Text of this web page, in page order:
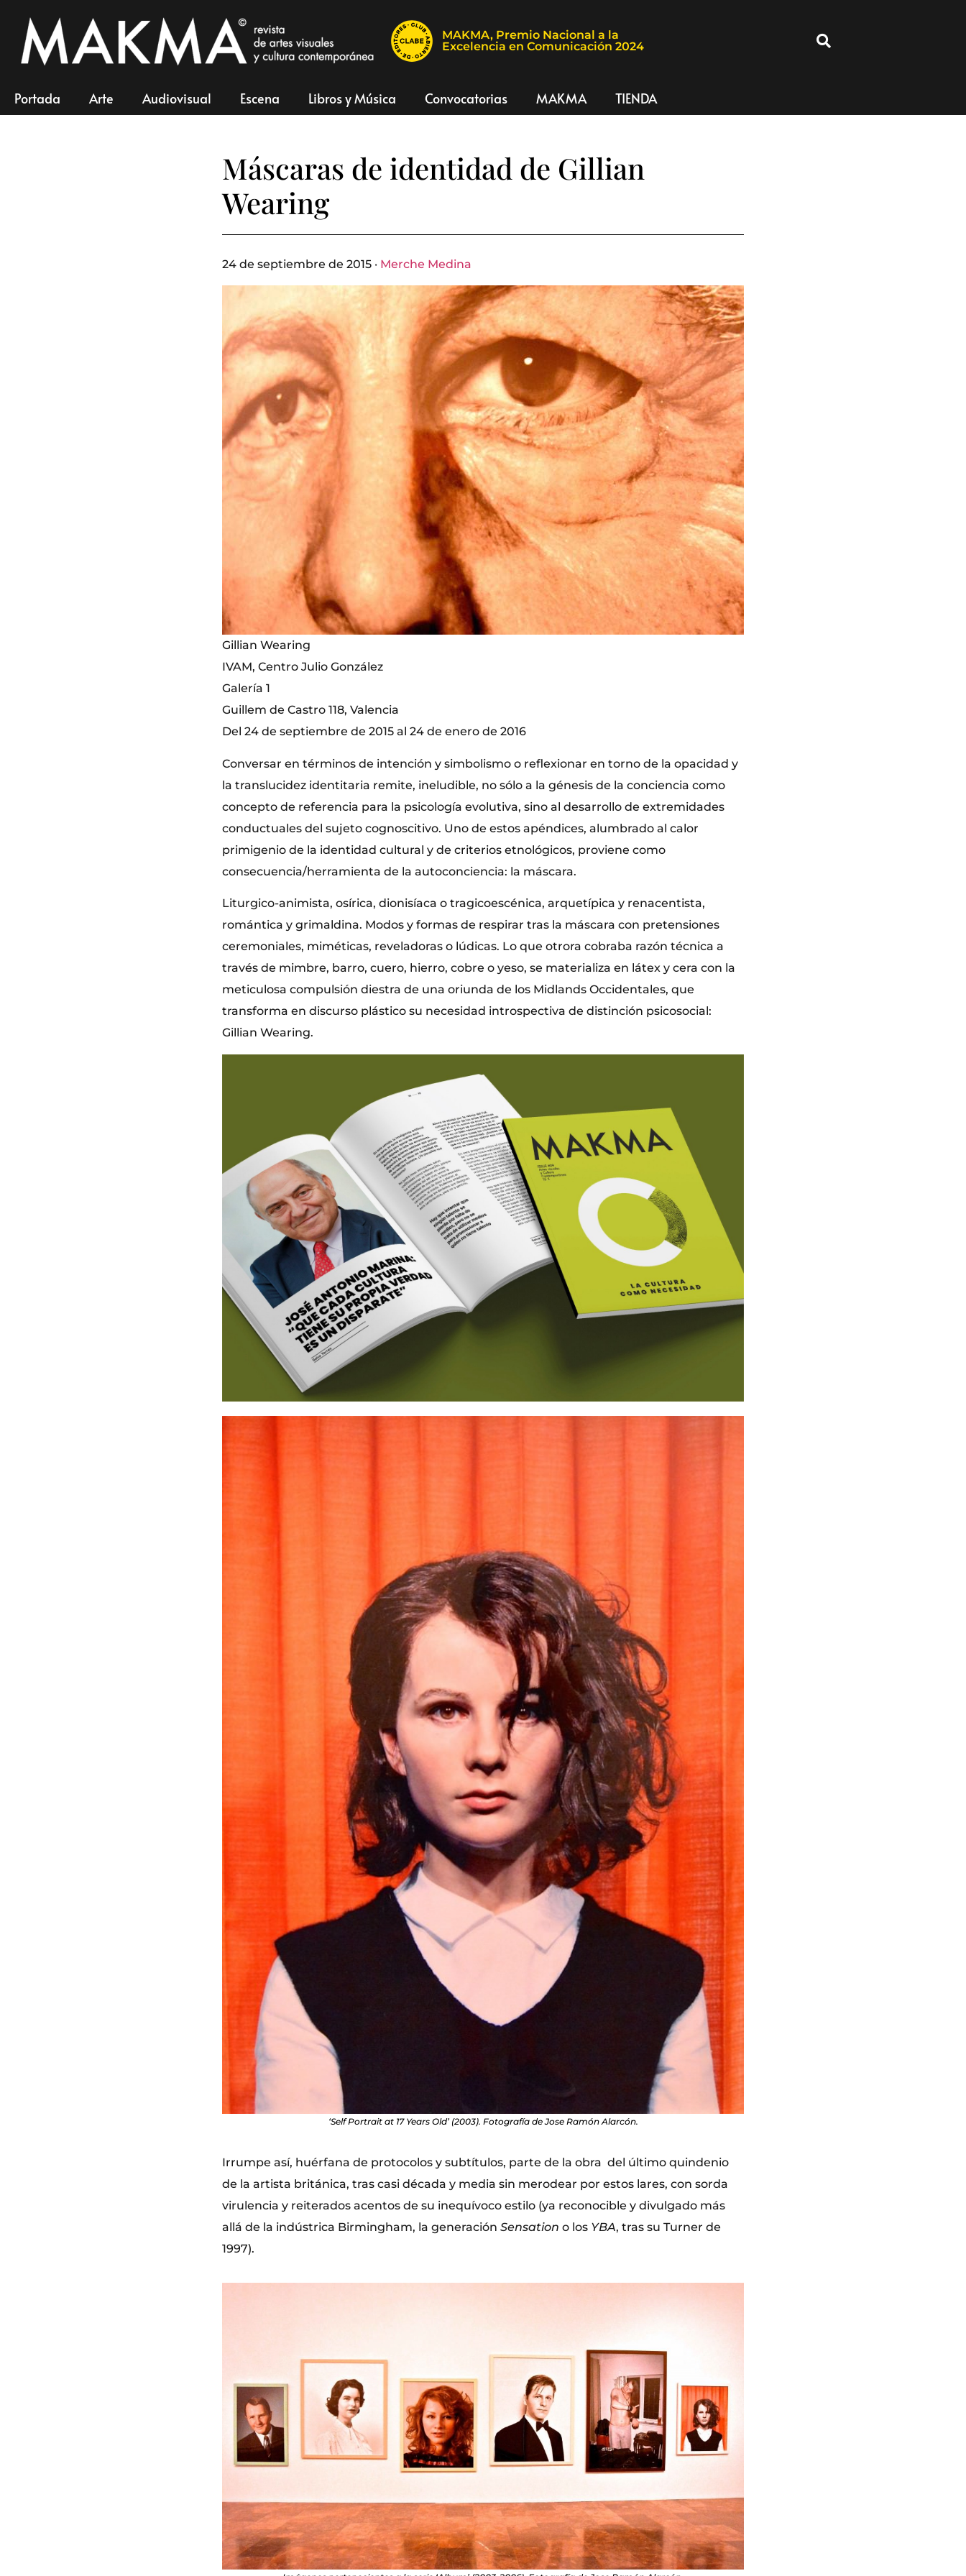
MAKMA, Premio Nacional a la
Excelencia en Comunicación 2024
Portada Arte Audiovisual Escena Libros y Música Convocatorias MAKMA TIENDA
Máscaras de identidad de Gillian
Wearing
24 de septiembre de 2015 · Merche Medina
Gillian Wearing
IVAM, Centro Julio González
Galería 1
Guillem de Castro 118, Valencia
Del 24 de septiembre de 2015 al 24 de enero de 2016
Conversar en términos de intención y simbolismo o reflexionar en torno de la opacidad y
la translucidez identitaria remite, ineludible, no sólo a la génesis de la conciencia como
concepto de referencia para la psicología evolutiva, sino al desarrollo de extremidades
conductuales del sujeto cognoscitivo. Uno de estos apéndices, alumbrado al calor
primigenio de la identidad cultural y de criterios etnológicos, proviene como
consecuencia/herramienta de la autoconciencia: la máscara.
Liturgico-animista, osírica, dionisíaca o tragicoescénica, arquetípica y renacentista,
romántica y grimaldina. Modos y formas de respirar tras la máscara con pretensiones
ceremoniales, miméticas, reveladoras o lúdicas. Lo que otrora cobraba razón técnica a
través de mimbre, barro, cuero, hierro, cobre o yeso, se materializa en látex y cera con la
meticulosa compulsión diestra de una oriunda de los Midlands Occidentales, que
transforma en discurso plástico su necesidad introspectiva de distinción psicosocial:
Gillian Wearing.
‘Self Portrait at 17 Years Old’ (2003). Fotografía de Jose Ramón Alarcón.
Irrumpe así, huérfana de protocolos y subtítulos, parte de la obra del último quindenio
de la artista británica, tras casi década y media sin merodear por estos lares, con sorda
virulencia y reiterados acentos de su inequívoco estilo (ya reconocible y divulgado más
allá de la indústrica Birmingham, la generación Sensation o los YBA, tras su Turner de
1997).